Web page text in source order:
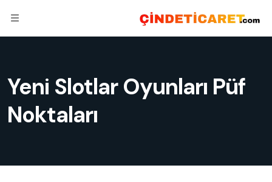
Yeni Slotlar Oyunları Püf
Noktaları